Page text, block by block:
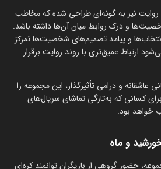
روایت نیز به گونه‌ای طراحی شده که مخاطب
و درک روابط میان آن‌ها داشته باشد.
و پیامد تصمیم‌های شخصیت‌ها تمرکز
ارتباط عمیق‌تری با روند روایت برقرار
عاشقانه و درامی تأثیرگذار، این مجموعه را
کسانی که به‌تازگی تماشای سریال‌های
خواهد بود.
و ماه
حضور گروهی از بازیگران توانمند کره‌ای